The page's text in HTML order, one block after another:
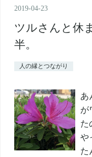
2019-04-23
ツルさんと休
半。
人の縁とつながり
あ
が
た
や
た